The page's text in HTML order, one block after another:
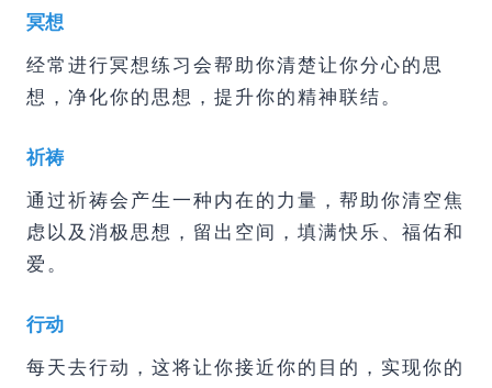
冥想
经常进行冥想练习会帮助你清楚让你分心的思
想，净化你的思想，提升你的精神联结。
祈祷
通过祈祷会产生一种内在的力量，帮助你清空焦
虑以及消极思想，留出空间，填满快乐、福佑和
爱。
行动
每天去行动，这将让你接近你的目的，实现你的